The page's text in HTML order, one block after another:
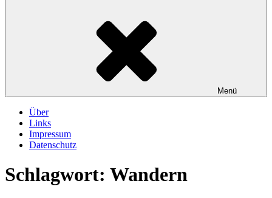
Menü
Über
Links
Impressum
Datenschutz
Schlagwort: Wandern